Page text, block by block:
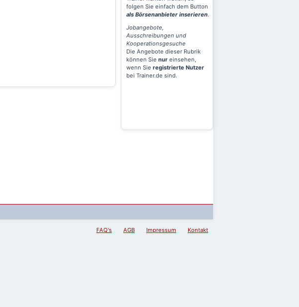
folgen Sie einfach dem Button
als Börsenanbieter inserieren.
Jobangebote,
Ausschreibungen und
Kooperationsgesuche
Die Angebote dieser Rubrik
können Sie nur einsehen,
wenn Sie registrierte Nutzer
bei Trainer.de sind.
FAQ's AGB Impressum Kontakt